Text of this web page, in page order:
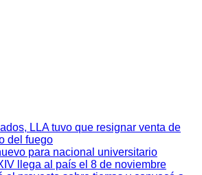
LLA tuvo que resignar venta de
del fuego
para nacional universitario
llega al país el 8 de noviembre